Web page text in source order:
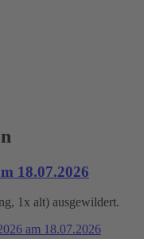
18.07.2026
1x alt) ausgewildert.
am 18.07.2026